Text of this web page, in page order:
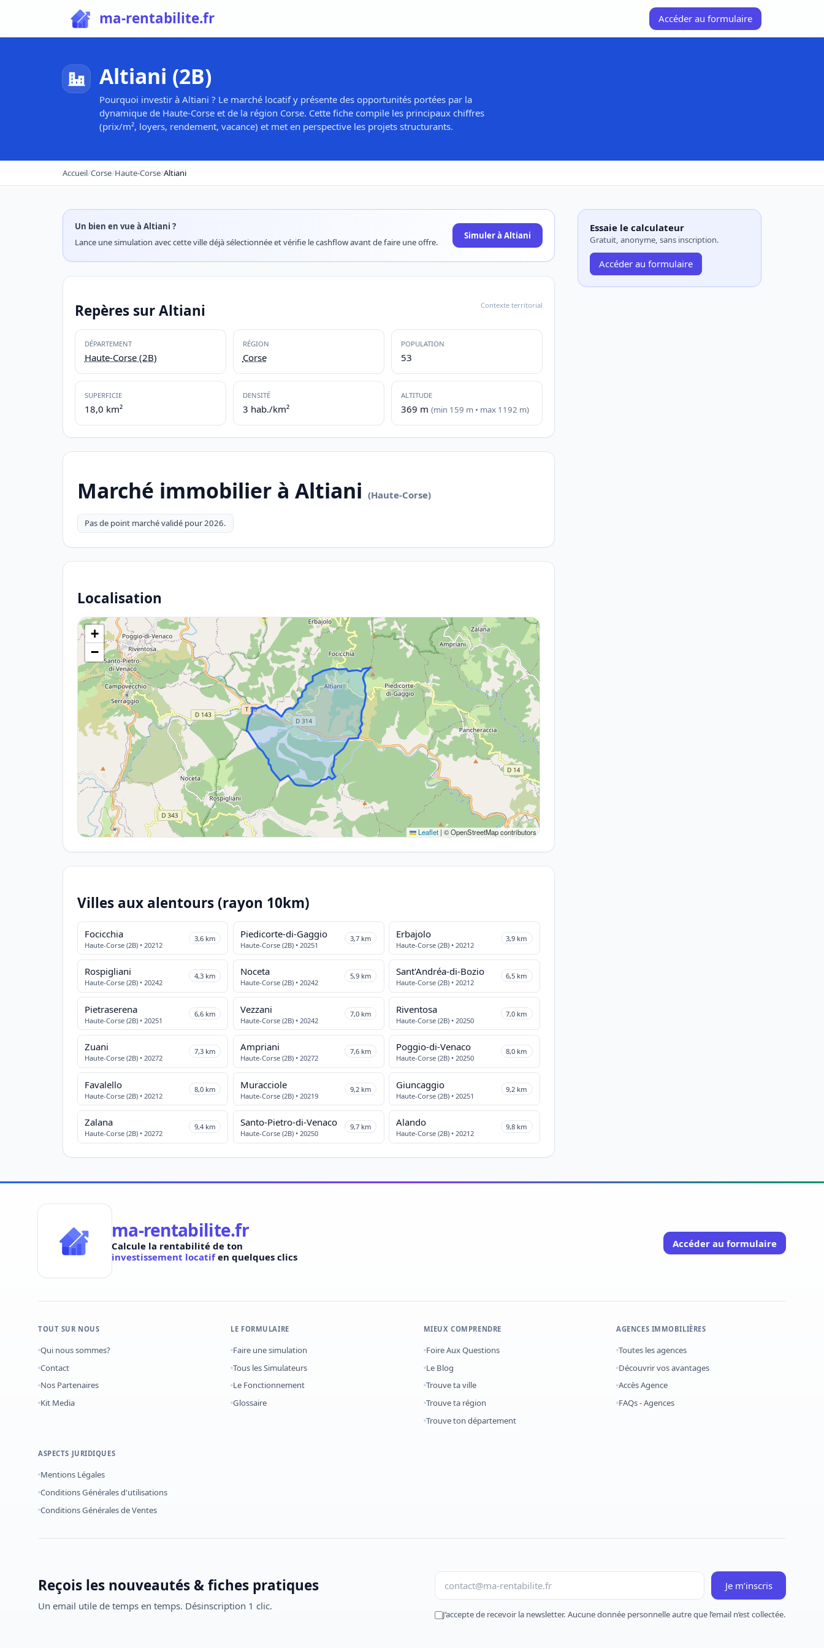
ma-rentabilite.fr Accéder au formulaire
Altiani (2B)
Pourquoi investir à Altiani ? Le marché locatif y présente des opportunités portées par la
dynamique de Haute-Corse et de la région Corse. Cette fiche compile les principaux chiffres
(prix/m², loyers, rendement, vacance) et met en perspective les projets structurants.
Accueil/Corse/Haute-Corse/Altiani
Un bien en vue à Altiani ?
Lance une simulation avec cette ville déjà sélectionnée et vérifie le cashflow avant de faire une offre.
Simuler à Altiani
Repères sur Altiani Contexte territorial
DÉPARTEMENT
Haute-Corse (2B)
RÉGION
Corse
POPULATION
53
SUPERFICIE
18,0 km²
DENSITÉ
3 hab./km²
ALTITUDE
369 m (min 159 m • max 1192 m)
Marché immobilier à Altiani (Haute-Corse)
Pas de point marché validé pour 2026.
Localisation
+
−
Leaflet | © OpenStreetMap contributors
Villes aux alentours (rayon 10km)
Focicchia
Haute-Corse (2B) • 20212
3,6 km Piedicorte-di-Gaggio
Haute-Corse (2B) • 20251
3,7 km Erbajolo
Haute-Corse (2B) • 20212
3,9 km
Rospigliani
Haute-Corse (2B) • 20242
4,3 km Noceta
Haute-Corse (2B) • 20242
5,9 km Sant'Andréa-di-Bozio
Haute-Corse (2B) • 20212
6,5 km
Pietraserena
Haute-Corse (2B) • 20251
6,6 km Vezzani
Haute-Corse (2B) • 20242
7,0 km Riventosa
Haute-Corse (2B) • 20250
7,0 km
Zuani
Haute-Corse (2B) • 20272
7,3 km Ampriani
Haute-Corse (2B) • 20272
7,6 km Poggio-di-Venaco
Haute-Corse (2B) • 20250
8,0 km
Favalello
Haute-Corse (2B) • 20212
8,0 km Muracciole
Haute-Corse (2B) • 20219
9,2 km Giuncaggio
Haute-Corse (2B) • 20251
9,2 km
Zalana
Haute-Corse (2B) • 20272
9,4 km Santo-Pietro-di-Venaco
Haute-Corse (2B) • 20250
9,7 km Alando
Haute-Corse (2B) • 20212
9,8 km
Essaie le calculateur
Gratuit, anonyme, sans inscription.
Accéder au formulaire
ma-rentabilite.fr
Calcule la rentabilité de ton
investissement locatifen quelques clics
Accéder au formulaire
TOUT SUR NOUS
Qui nous sommes?
Contact
Nos Partenaires
Kit Media
LE FORMULAIRE
Faire une simulation
Tous les Simulateurs
Le Fonctionnement
Glossaire
MIEUX COMPRENDRE
Foire Aux Questions
Le Blog
Trouve ta ville
Trouve ta région
Trouve ton département
AGENCES IMMOBILIÈRES
Toutes les agences
Découvrir vos avantages
Accès Agence
FAQs - Agences
ASPECTS JURIDIQUES
Mentions Légales
Conditions Générales d'utilisations
Conditions Générales de Ventes
Reçois les nouveautés & fiches pratiques
Un email utile de temps en temps. Désinscription 1 clic.
Je m’inscris
J’accepte de recevoir la newsletter. Aucune donnée personnelle autre que l’email n’est collectée.